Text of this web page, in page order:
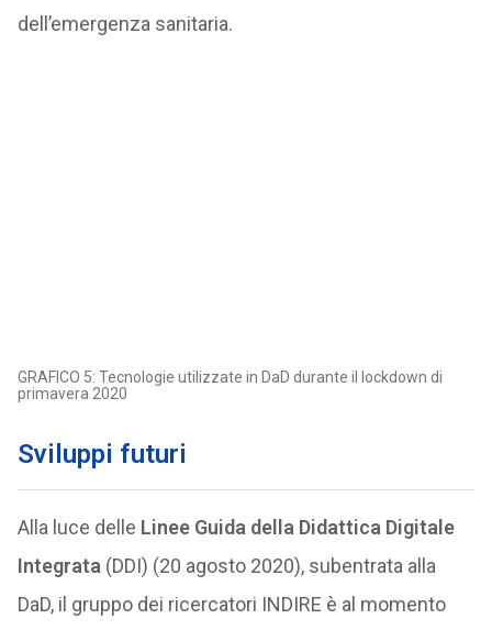
dell’emergenza sanitaria.
GRAFICO 5: Tecnologie utilizzate in DaD durante il lockdown di
primavera 2020
Sviluppi futuri
Alla luce delle Linee Guida della Didattica Digitale
Integrata (DDI) (20 agosto 2020), subentrata alla
DaD, il gruppo dei ricercatori INDIRE è al momento